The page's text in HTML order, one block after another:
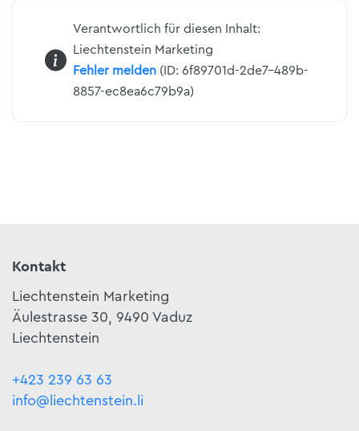
Verantwortlich für diesen Inhalt:
Liechtenstein Marketing
Fehler melden (ID: 6f89701d-2de7-489b-
8857-ec8ea6c79b9a)
Kontakt
Liechtenstein Marketing
Äulestrasse 30, 9490 Vaduz
Liechtenstein
+423 239 63 63
info@liechtenstein.li